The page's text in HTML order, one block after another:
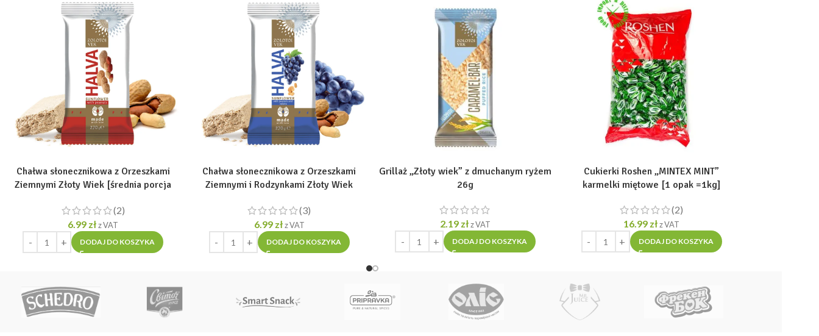
Chałwa słonecznikowa z Orzeszkami
Ziemnymi Złoty Wiek [średnia porcja
(2)
6.99 zł z VAT
DODAJ DO KOSZYKA
Chałwa słonecznikowa z Orzeszkami
Ziemnymi i Rodzynkami Złoty Wiek
(3)
6.99 zł z VAT
DODAJ DO KOSZYKA
Grillaż „Złoty wiek” z dmuchanym ryżem
26g
2.19 zł z VAT
DODAJ DO KOSZYKA
Cukierki Roshen „MINTEX MINT”
karmelki miętowe [1 opak =1kg]
(2)
16.99 zł z VAT
DODAJ DO KOSZYKA